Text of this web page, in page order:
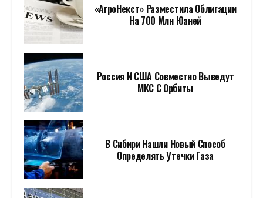
«АгроНекст» Разместила Облигации
На 700 Млн Юаней
Россия И США Совместно Выведут
МКС С Орбиты
В Сибири Нашли Новый Способ
Определять Утечки Газа